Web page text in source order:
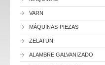
VARN
MÁQUINAS-PIEZAS
ZELATUN
ALAMBRE GALVANIZADO